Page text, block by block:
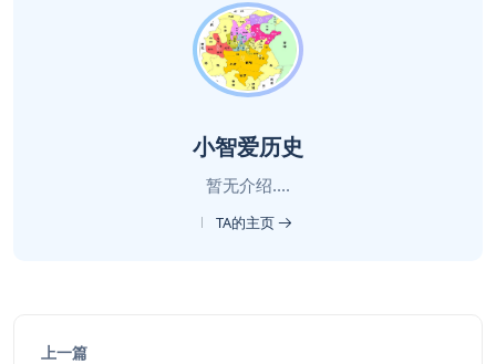
小智爱历史
暂无介绍....
TA的主页
上一篇